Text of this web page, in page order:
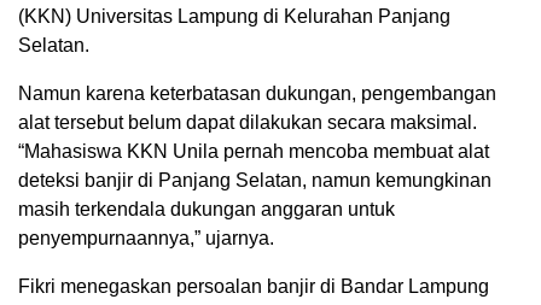
(KKN) Universitas Lampung di Kelurahan Panjang
Selatan.
Namun karena keterbatasan dukungan, pengembangan
alat tersebut belum dapat dilakukan secara maksimal.
“Mahasiswa KKN Unila pernah mencoba membuat alat
deteksi banjir di Panjang Selatan, namun kemungkinan
masih terkendala dukungan anggaran untuk
penyempurnaannya,” ujarnya.
Fikri menegaskan persoalan banjir di Bandar Lampung